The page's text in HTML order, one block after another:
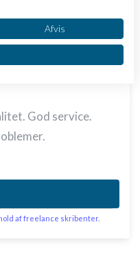
God service.
af freelance skribenter.
på en
at vælge
Afvis